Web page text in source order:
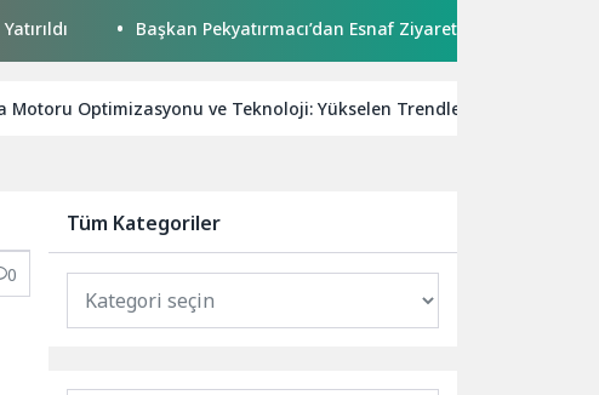
Başkan Pekyatırmacı’dan Esnaf Ziyareti
Motoru Optimizasyonu ve Teknoloji: Yükselen Trendler ve İpuçları
0
Tüm Kategoriler